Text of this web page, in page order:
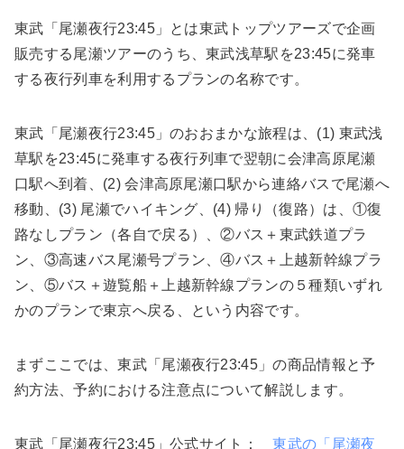
東武「尾瀬夜行23:45」とは東武トップツアーズで企画
販売する尾瀬ツアーのうち、東武浅草駅を23:45に発車
する夜行列車を利用するプランの名称です。
東武「尾瀬夜行23:45」のおおまかな旅程は、(1) 東武浅
草駅を23:45に発車する夜行列車で翌朝に会津高原尾瀬
口駅へ到着、(2) 会津高原尾瀬口駅から連絡バスで尾瀬へ
移動、(3) 尾瀬でハイキング、(4) 帰り（復路）は、①復
路なしプラン（各自で戻る）、②バス＋東武鉄道プラ
ン、③高速バス尾瀬号プラン、④バス＋上越新幹線プラ
ン、⑤バス＋遊覧船＋上越新幹線プランの５種類いずれ
かのプランで東京へ戻る、という内容です。
まずここでは、東武「尾瀬夜行23:45」の商品情報と予
約方法、予約における注意点について解説します。
東武「尾瀬夜行23:45」公式サイト：東武の「尾瀬夜